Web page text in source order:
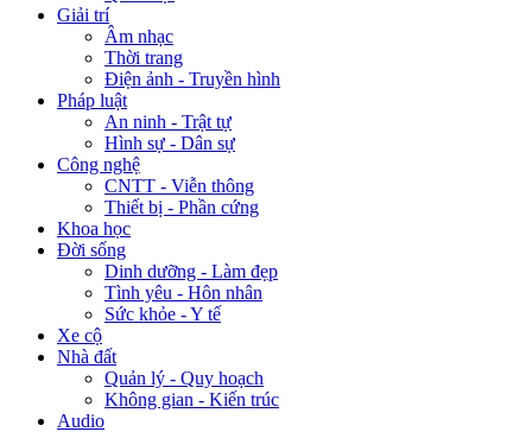
Giải trí
Âm nhạc
Thời trang
Điện ảnh - Truyền hình
Pháp luật
An ninh - Trật tự
Hình sự - Dân sự
Công nghệ
CNTT - Viễn thông
Thiết bị - Phần cứng
Khoa học
Đời sống
Dinh dưỡng - Làm đẹp
Tình yêu - Hôn nhân
Sức khỏe - Y tế
Xe cộ
Nhà đất
Quản lý - Quy hoạch
Không gian - Kiến trúc
Audio